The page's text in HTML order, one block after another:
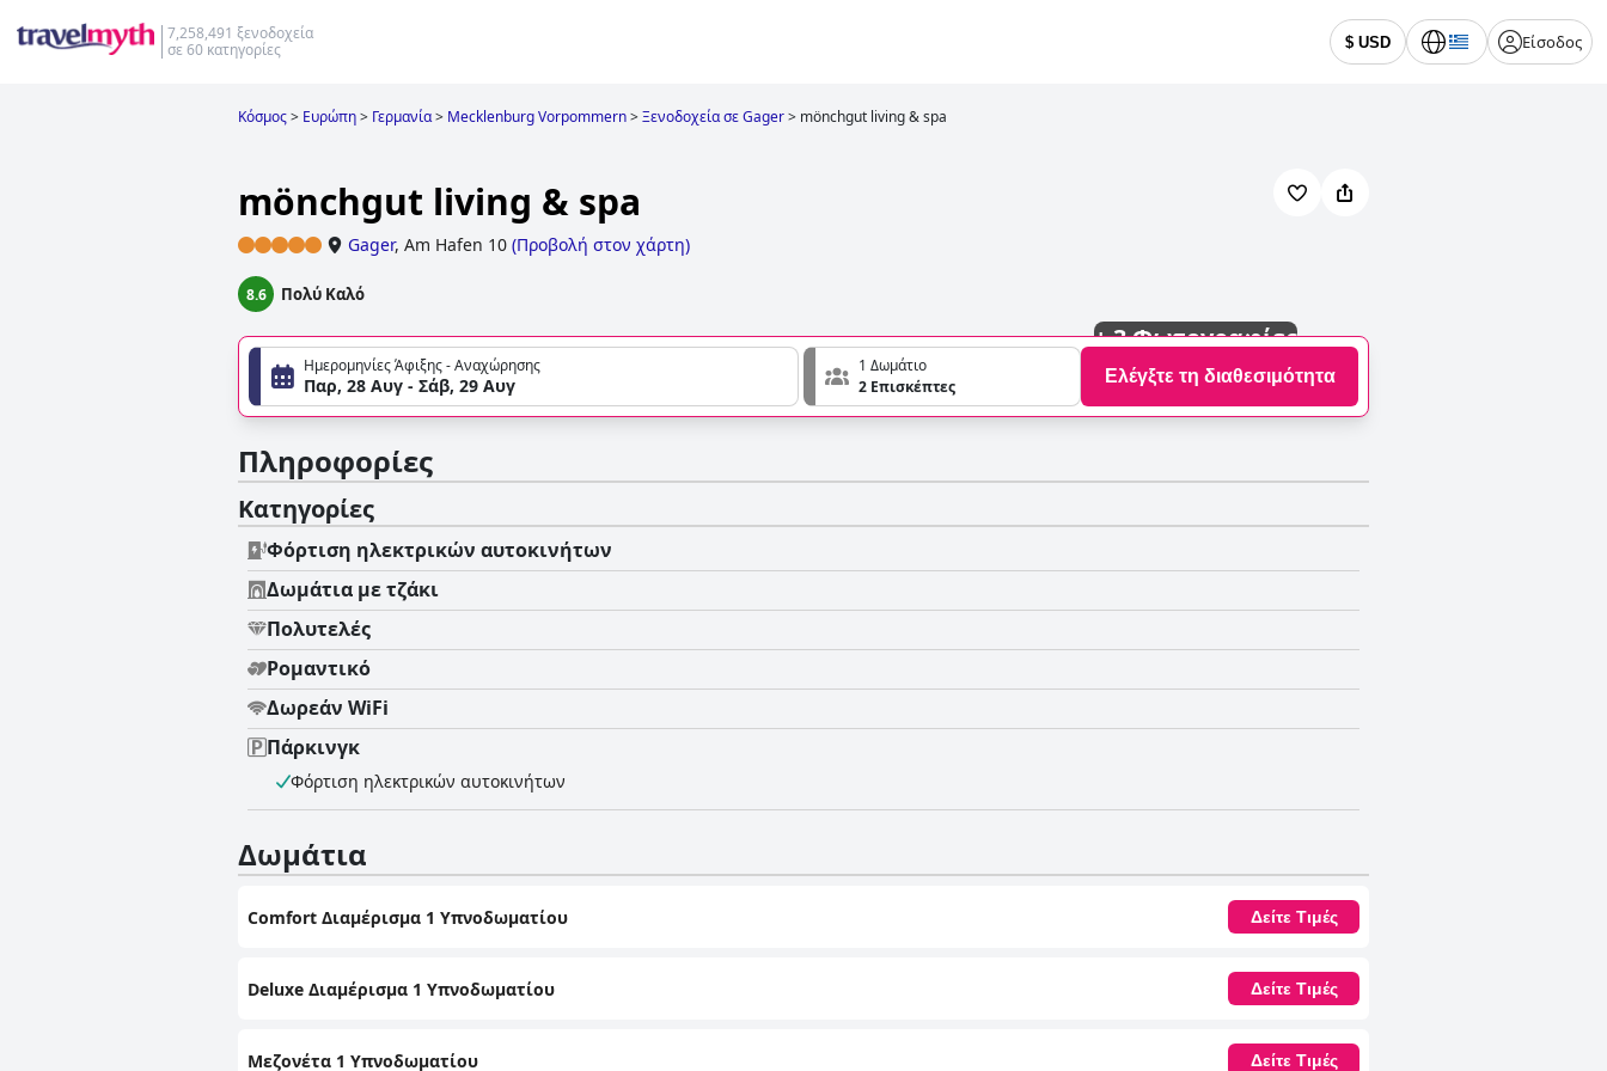
7,258,491 ξενοδοχεία
σε 60 κατηγορίες
$ USD Είσοδος
Κόσμος> Ευρώπη> Γερμανία> Mecklenburg Vorpommern>Ξενοδοχεία σε Gager> mönchgut living & spa
mönchgut living & spa
Gager, Am Hafen 10 (Προβολή στον χάρτη)
8.6 Πολύ Καλό
+3 Φωτογραφίες
Ημερομηνίες Άφιξης - Αναχώρησης
Παρ, 28 Αυγ - Σάβ, 29 Αυγ
1 Δωμάτιο
2 Επισκέπτες
Ελέγξτε τη διαθεσιμότητα
Πληροφορίες
Κατηγορίες
Φόρτιση ηλεκτρικών αυτοκινήτων
Δωμάτια με τζάκι
Πολυτελές
Ρομαντικό
Δωρεάν WiFi
Πάρκινγκ
Φόρτιση ηλεκτρικών αυτοκινήτων
Δωμάτια
Comfort Διαμέρισμα 1 Υπνοδωματίου Δείτε Τιμές
Deluxe Διαμέρισμα 1 Υπνοδωματίου Δείτε Τιμές
Μεζονέτα 1 Υπνοδωματίου Δείτε Τιμές